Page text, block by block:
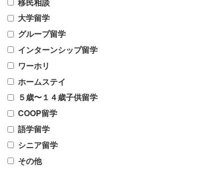
大学留学
グループ留学
インターンシップ留学
ワーホリ
ホームステイ
５歳〜１４歳子供留学
COOP留学
語学留学
シニア留学
その他